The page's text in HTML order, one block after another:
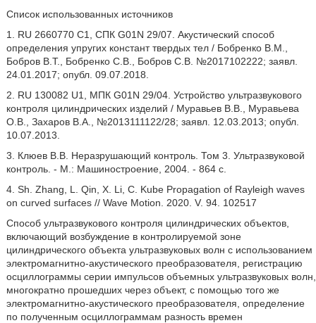
Список использованных источников
1. RU 2660770 С1, СПК G01N 29/07. Акустический способ
определения упругих констант твердых тел / Бобренко В.М.,
Бобров В.Т., Бобренко С.В., Бобров С.В. №2017102222; заявл.
24.01.2017; опубл. 09.07.2018.
2. RU 130082 U1, МПК G01N 29/04. Устройство ультразвукового
контроля цилиндрических изделий / Муравьев В.В., Муравьева
О.В., Захаров В.А., №2013111122/28; заявл. 12.03.2013; опубл.
10.07.2013.
3. Клюев В.В. Неразрушающий контроль. Том 3. Ультразвуковой
контроль. - М.: Машиностроение, 2004. - 864 с.
4. Sh. Zhang, L. Qin, X. Li, С. Kube Propagation of Rayleigh waves
on curved surfaces // Wave Motion. 2020. V. 94. 102517
Способ ультразвукового контроля цилиндрических объектов,
включающий возбуждение в контролируемой зоне
цилиндрического объекта ультразвуковых волн с использованием
электромагнитно-акустического преобразователя, регистрацию
осциллограммы серии импульсов объемных ультразвуковых волн,
многократно прошедших через объект, с помощью того же
электромагнитно-акустического преобразователя, определение
по полученным осциллограммам разность времен